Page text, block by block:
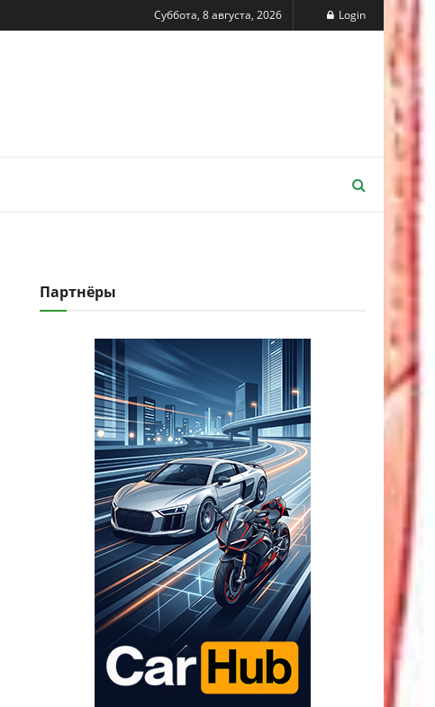
Суббота, 8 августа, 2026 Login
Партнёры